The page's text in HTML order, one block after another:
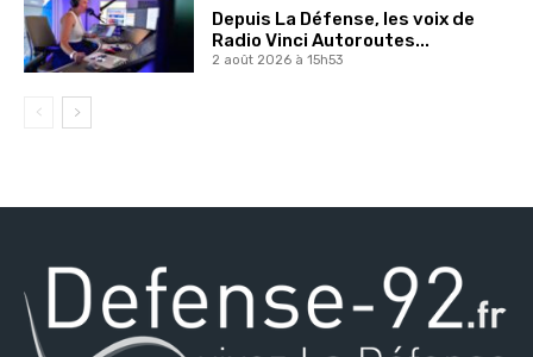
Depuis La Défense, les voix de
Radio Vinci Autoroutes...
2 août 2026 à 15h53